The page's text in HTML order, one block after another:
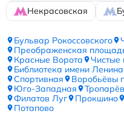
Некрасовская
Бульвар Рокоссовского
Преображенская
Красные Ворота
Чистые
Библиотека имени Ленина
Спортивная
Воробьёвы
Юго-Западная
Филатов Луг
Прокшино
Потапово